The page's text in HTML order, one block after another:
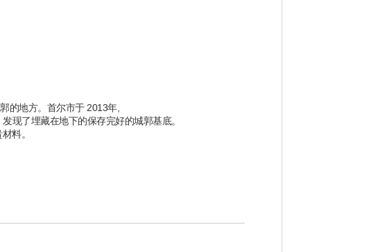
的地方。首尔市于 2013年,
现了埋藏在地下的保存完好的城郭基底。
料。